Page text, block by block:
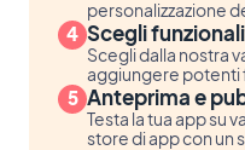
personalizzazione
Scegli
Scegli dalla nostra
aggiungere potenti
Anteprima e
Testa la tua app su
store di app con un